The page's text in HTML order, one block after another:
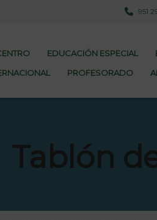
951
EDUCACIÓN ESPECIAL
PROFESORADO
Tablón